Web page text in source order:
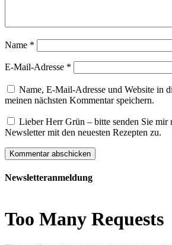
Name *
E-Mail-Adresse *
Name, E-Mail-Adresse und Website in
meinen nächsten Kommentar speichern.
Lieber Herr Grün – bitte senden Sie mir
Newsletter mit den neuesten Rezepten zu.
Newsletteranmeldung